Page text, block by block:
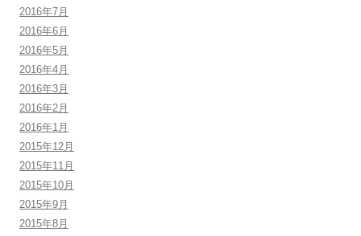
2016年7月
2016年6月
2016年5月
2016年4月
2016年3月
2016年2月
2016年1月
2015年12月
2015年11月
2015年10月
2015年9月
2015年8月